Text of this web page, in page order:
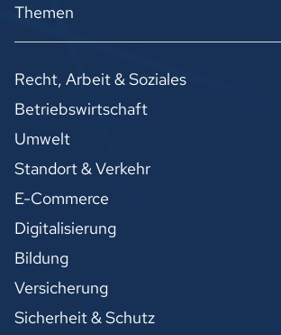
Themen
Recht, Arbeit & Soziales
Betriebswirtschaft
Umwelt
Standort & Verkehr
E-Commerce
Digitalisierung
Bildung
Versicherung
Sicherheit & Schutz